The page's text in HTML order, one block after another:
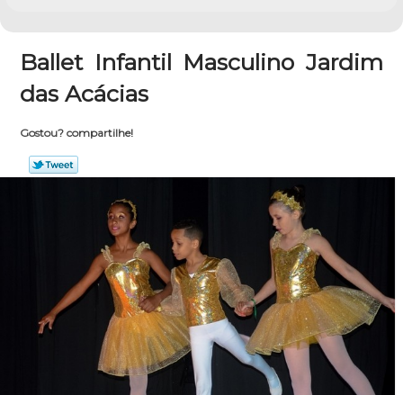
Ballet Infantil Masculino Jardim
das Acácias
Gostou? compartilhe!